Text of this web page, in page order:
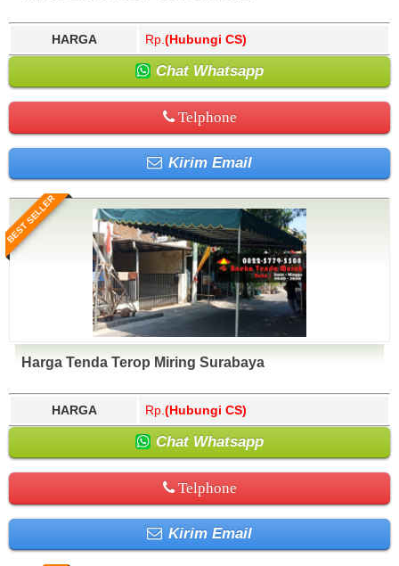
HARGA Rp. (Hubungi CS)
Chat Whatsapp
Telphone
Kirim Email
BEST SELLER
Harga Tenda Terop Miring Surabaya
HARGA Rp. (Hubungi CS)
Chat Whatsapp
Telphone
Kirim Email